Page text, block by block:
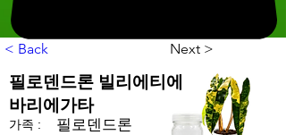
< Back Next >
필로덴드론 빌리에티에
바리에가타
가족 : 필로덴드론